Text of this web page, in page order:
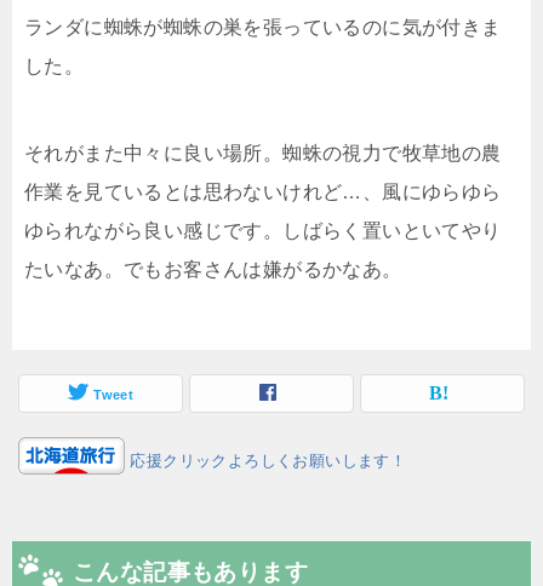
ランダに蜘蛛が蜘蛛の巣を張っているのに気が付きま
した。
それがまた中々に良い場所。蜘蛛の視力で牧草地の農
作業を見ているとは思わないけれど…、風にゆらゆら
ゆられながら良い感じです。しばらく置いといてやり
たいなあ。でもお客さんは嫌がるかなあ。
Tweet
応援クリックよろしくお願いします！
こんな記事もあります